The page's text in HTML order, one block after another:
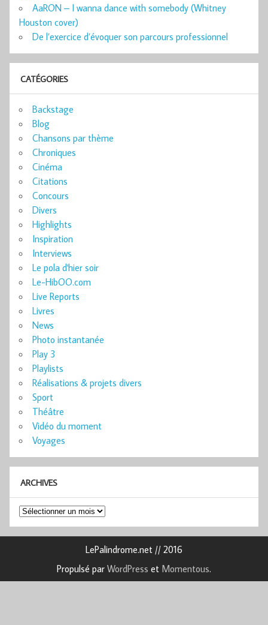
AaRON – I wanna dance with somebody (Whitney
Houston cover)
De l’exercice d’évoquer son parcours professionnel
CATÉGORIES
Backstage
Blog
Chansons par thème
Chroniques
Cinéma
Citations
Concours
Divers
Highlights
Inspiration
Interviews
Le pola d'hier soir
Le-HibOO.com
Live Reports
Livres
News
Photo instantanée
Play 3
Playlists
Réalisations & projets divers
Sport
Théâtre
Vidéo du moment
Voyages
ARCHIVES
Archives
LePalindrome.net // 2016
Propulsé par WordPress et Momentous.